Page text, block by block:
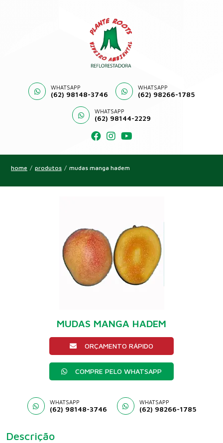
WHATSAPP
(62) 98148-3746
WHATSAPP
(62) 98266-1785
WHATSAPP
(62) 98144-2229
home / produtos / mudas manga hadem
MUDAS MANGA HADEM
ORÇAMENTO RÁPIDO
COMPRE PELO WHATSAPP
WHATSAPP
(62) 98148-3746
WHATSAPP
(62) 98266-1785
Descrição